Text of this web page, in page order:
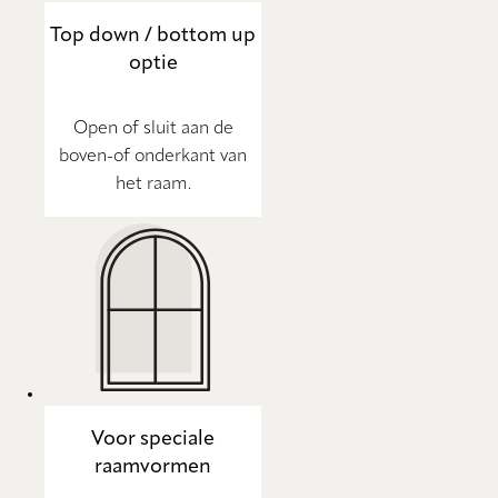
Top down / bottom up
optie
Open of sluit aan de
boven-of onderkant van
het raam.
Voor speciale
raamvormen